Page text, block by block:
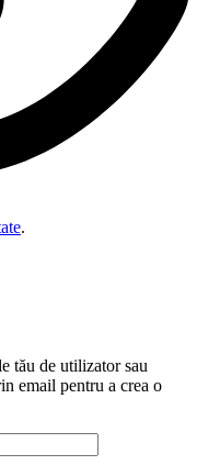
.
tău de utilizator sau
email pentru a crea o